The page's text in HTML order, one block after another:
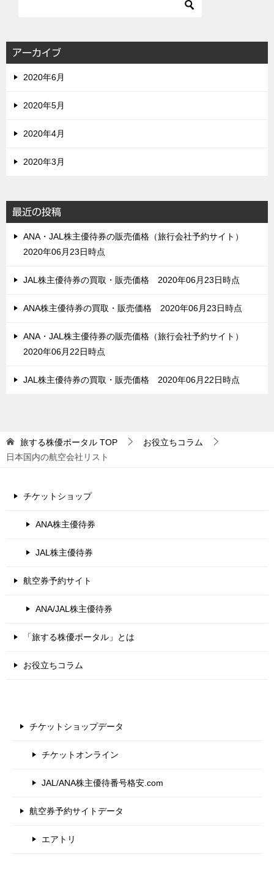
アーカイブ
2020年6月
2020年5月
2020年4月
2020年3月
最近の投稿
ANA・JAL株主優待券の販売価格（旅行会社予約サイト）
2020年06月23日時点
JAL株主優待券の買取・販売価格 2020年06月23日時点
ANA株主優待券の買取・販売価格 2020年06月23日時点
ANA・JAL株主優待券の販売価格（旅行会社予約サイト）
2020年06月22日時点
JAL株主優待券の買取・販売価格 2020年06月22日時点
旅する株優ポータル TOP
お役立ちコラム
日本国内の航空会社リスト
チケットショップ
ANA株主優待券
JAL株主優待券
航空券予約サイト
ANA/JAL株主優待券
「旅する株優ポータル」とは
お役立ちコラム
チケットショップデータ
チケットオンライン
JAL/ANA株主優待番号格安.com
航空券予約サイトデータ
エアトリ